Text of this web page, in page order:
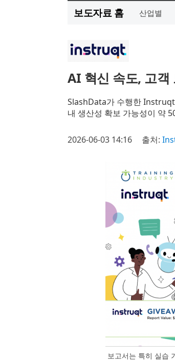
보도자료 홈 산업별
AI 혁신 속도, 고
SlashData가 수행한 Instruqt
내 생산성 확보 가능성이 약
2026-06-03 14:16 출처:
보고서는 특히 실습